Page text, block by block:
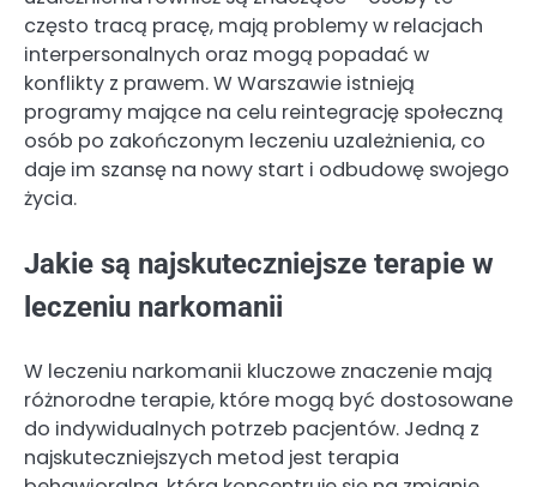
często tracą pracę, mają problemy w relacjach
interpersonalnych oraz mogą popadać w
konflikty z prawem. W Warszawie istnieją
programy mające na celu reintegrację społeczną
osób po zakończonym leczeniu uzależnienia, co
daje im szansę na nowy start i odbudowę swojego
życia.
Jakie są najskuteczniejsze terapie w
leczeniu narkomanii
W leczeniu narkomanii kluczowe znaczenie mają
różnorodne terapie, które mogą być dostosowane
do indywidualnych potrzeb pacjentów. Jedną z
najskuteczniejszych metod jest terapia